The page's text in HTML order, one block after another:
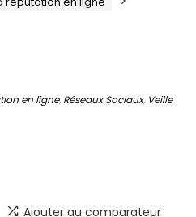
en ligne, Réseaux Sociaux, Veille
Ajouter au comparateur